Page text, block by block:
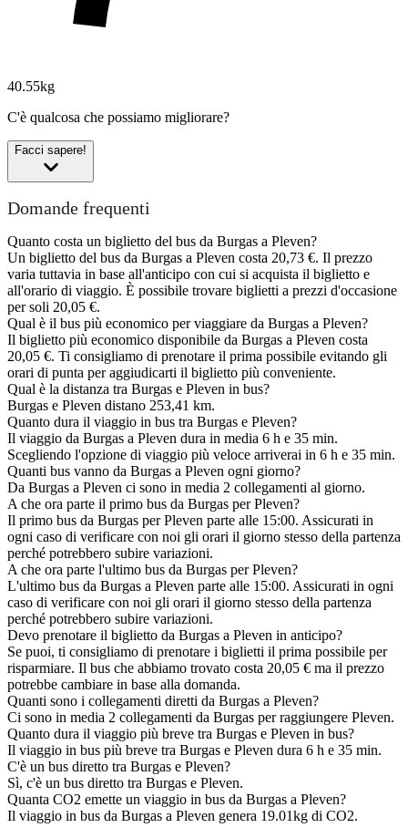
40.55kg
C'è qualcosa che possiamo migliorare?
Facci sapere!
Domande frequenti
Quanto costa un biglietto del bus da Burgas a Pleven?
Un biglietto del bus da Burgas a Pleven costa 20,73 €. Il prezzo
varia tuttavia in base all'anticipo con cui si acquista il biglietto e
all'orario di viaggio. È possibile trovare biglietti a prezzi d'occasione
per soli 20,05 €.
Qual è il bus più economico per viaggiare da Burgas a Pleven?
Il biglietto più economico disponibile da Burgas a Pleven costa
20,05 €. Ti consigliamo di prenotare il prima possibile evitando gli
orari di punta per aggiudicarti il biglietto più conveniente.
Qual è la distanza tra Burgas e Pleven in bus?
Burgas e Pleven distano 253,41 km.
Quanto dura il viaggio in bus tra Burgas e Pleven?
Il viaggio da Burgas a Pleven dura in media 6 h e 35 min.
Scegliendo l'opzione di viaggio più veloce arriverai in 6 h e 35 min.
Quanti bus vanno da Burgas a Pleven ogni giorno?
Da Burgas a Pleven ci sono in media 2 collegamenti al giorno.
A che ora parte il primo bus da Burgas per Pleven?
Il primo bus da Burgas per Pleven parte alle 15:00. Assicurati in
ogni caso di verificare con noi gli orari il giorno stesso della partenza
perché potrebbero subire variazioni.
A che ora parte l'ultimo bus da Burgas per Pleven?
L'ultimo bus da Burgas a Pleven parte alle 15:00. Assicurati in ogni
caso di verificare con noi gli orari il giorno stesso della partenza
perché potrebbero subire variazioni.
Devo prenotare il biglietto da Burgas a Pleven in anticipo?
Se puoi, ti consigliamo di prenotare i biglietti il prima possibile per
risparmiare. Il bus che abbiamo trovato costa 20,05 € ma il prezzo
potrebbe cambiare in base alla domanda.
Quanti sono i collegamenti diretti da Burgas a Pleven?
Ci sono in media 2 collegamenti da Burgas per raggiungere Pleven.
Quanto dura il viaggio più breve tra Burgas e Pleven in bus?
Il viaggio in bus più breve tra Burgas e Pleven dura 6 h e 35 min.
C'è un bus diretto tra Burgas e Pleven?
Sì, c'è un bus diretto tra Burgas e Pleven.
Quanta CO2 emette un viaggio in bus da Burgas a Pleven?
Il viaggio in bus da Burgas a Pleven genera 19.01kg di CO2.